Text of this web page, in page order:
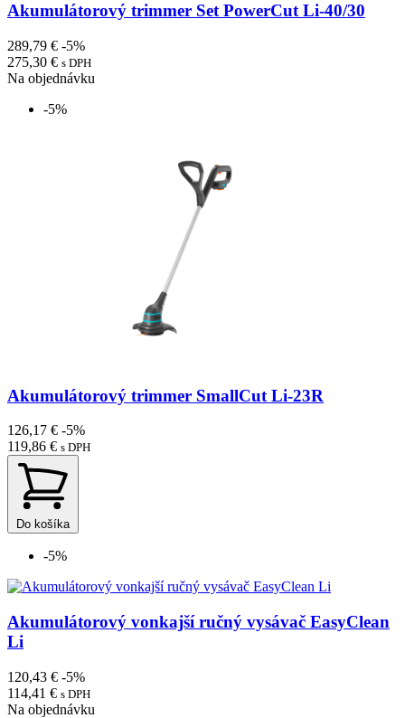
Akumulátorový trimmer Set PowerCut Li-40/30
289,79 € -5%
275,30 € s DPH
Na objednávku
-5%
Akumulátorový trimmer SmallCut Li-23R
126,17 € -5%
119,86 € s DPH
Do košíka
-5%
Akumulátorový vonkajší ručný vysávač EasyClean
Li
120,43 € -5%
114,41 € s DPH
Na objednávku